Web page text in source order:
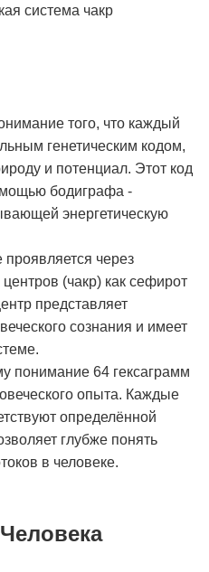
система чакр
того, что каждый
генетическим кодом,
и потенциал. Этот код
бодиграфа -
энергетическую
проявляется через
(чакр) как сефирот
представляет
сознания и имеет
понимание 64 гексаграмм
опыта. Каждые
определённой
глубже понять
в человеке.